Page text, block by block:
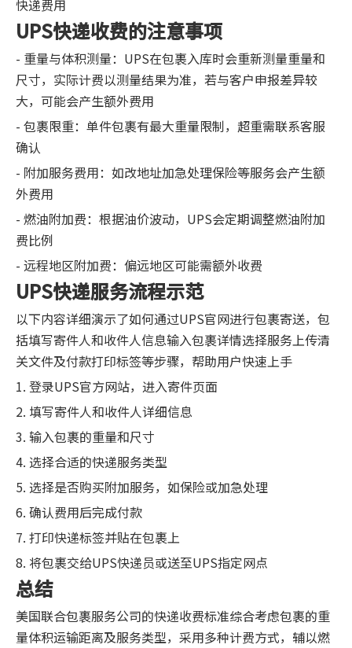
快递费用
UPS快递收费的注意事项
- 重量与体积测量：UPS在包裹入库时会重新测量重量和
尺寸，实际计费以测量结果为准，若与客户申报差异较
大，可能会产生额外费用
- 包裹限重：单件包裹有最大重量限制，超重需联系客服
确认
- 附加服务费用：如改地址加急处理保险等服务会产生额
外费用
- 燃油附加费：根据油价波动，UPS会定期调整燃油附加
费比例
- 远程地区附加费：偏远地区可能需额外收费
UPS快递服务流程示范
以下内容详细演示了如何通过UPS官网进行包裹寄送，包
括填写寄件人和收件人信息输入包裹详情选择服务上传清
关文件及付款打印标签等步骤，帮助用户快速上手
1. 登录UPS官方网站，进入寄件页面
2. 填写寄件人和收件人详细信息
3. 输入包裹的重量和尺寸
4. 选择合适的快递服务类型
5. 选择是否购买附加服务，如保险或加急处理
6. 确认费用后完成付款
7. 打印快递标签并贴在包裹上
8. 将包裹交给UPS快递员或送至UPS指定网点
总结
美国联合包裹服务公司的快递收费标准综合考虑包裹的重
量体积运输距离及服务类型，采用多种计费方式，辅以燃